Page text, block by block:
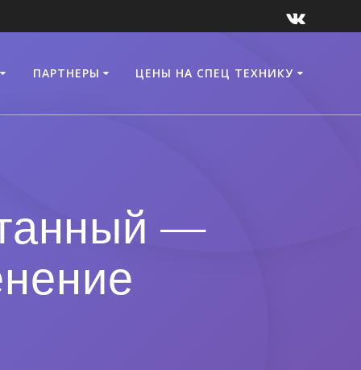
ПАРТНЕРЫ ЦЕНЫ НА СПЕЦ ТЕХНИКУ
—